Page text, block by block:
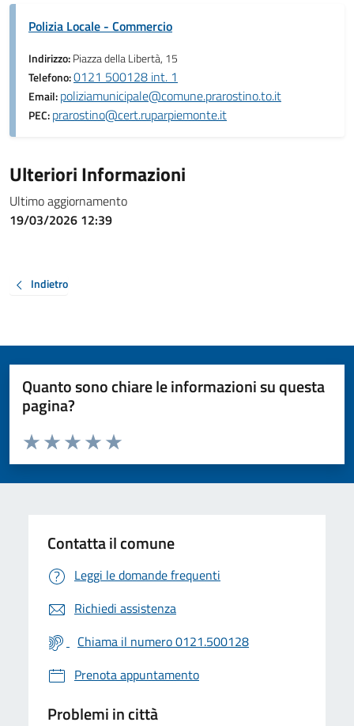
Polizia Locale - Commercio
Indirizzo:Piazza della Libertà, 15
Telefono:0121 500128 int. 1
Email:poliziamunicipale@comune.prarostino.to.it
PEC:prarostino@cert.ruparpiemonte.it
Ulteriori Informazioni
Ultimo aggiornamento
19/03/2026 12:39
Indietro
Quanto sono chiare le informazioni su questa
pagina?
Valuta da 1 a 5 stelle la pagina
Valuta 5 stelle su 5
Valuta 4 stelle su 5
Valuta 3 stelle su 5
Valuta 2 stelle su 5
Valuta 1 stelle su 5
Contatta il comune
Leggi le domande frequenti
Richiedi assistenza
Chiama il numero 0121.500128
Prenota appuntamento
Problemi in città